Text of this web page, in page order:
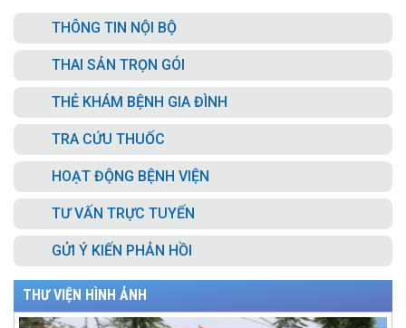
THÔNG TIN NỘI BỘ
THAI SẢN TRỌN GÓI
THẺ KHÁM BỆNH GIA ĐÌNH
TRA CỨU THUỐC
HOẠT ĐỘNG BỆNH VIỆN
TƯ VẤN TRỰC TUYẾN
GỬI Ý KIẾN PHẢN HỒI
THƯ VIỆN HÌNH ẢNH